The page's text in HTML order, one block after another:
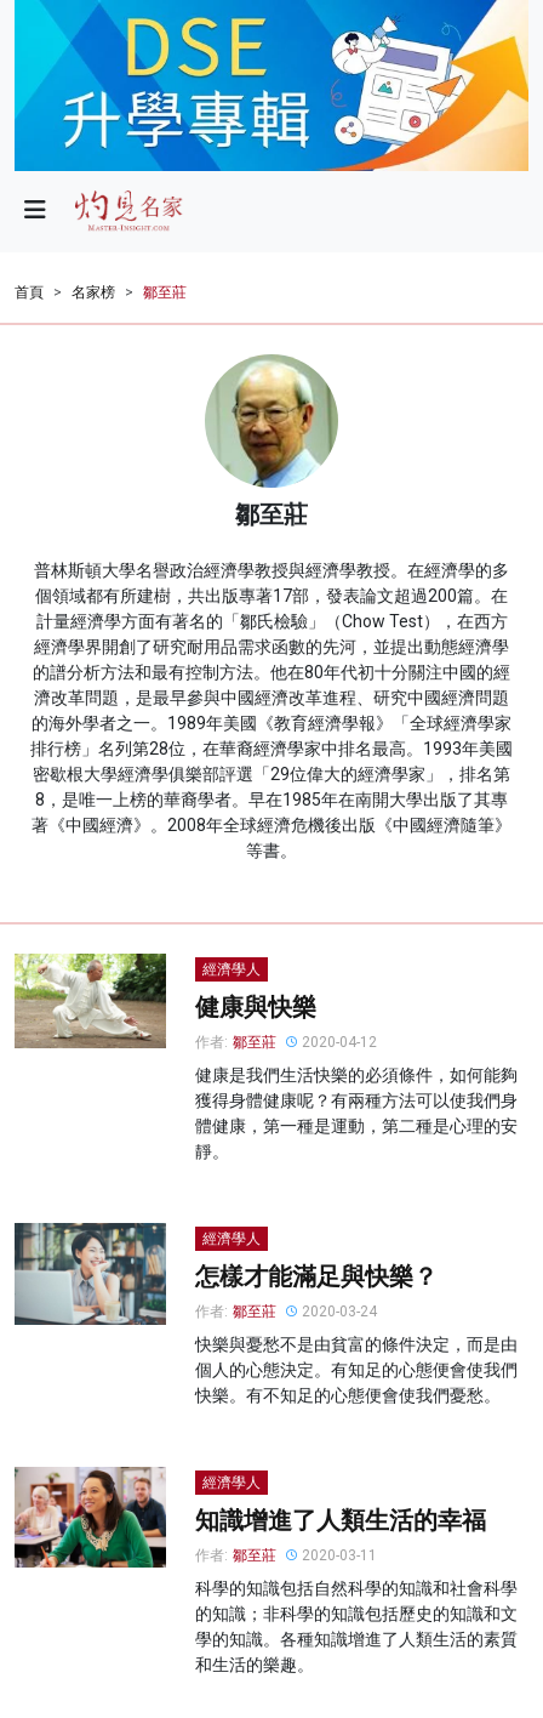
政局
財經
生活
名家榜
灼見活動
關於我們
首頁 名家榜 鄒至莊
鄒至莊
普林斯頓大學名譽政治經濟學教授與經濟學教授。在經濟學的多
個領域都有所建樹，共出版專著17部，發表論文超過200篇。在
計量經濟學方面有著名的「鄒氏檢驗」（Chow Test），在西方
經濟學界開創了研究耐用品需求函數的先河，並提出動態經濟學
的譜分析方法和最有控制方法。他在80年代初十分關注中國的經
濟改革問題，是最早參與中國經濟改革進程、研究中國經濟問題
的海外學者之一。1989年美國《教育經濟學報》「全球經濟學家
排行榜」名列第28位，在華裔經濟學家中排名最高。1993年美國
密歇根大學經濟學俱樂部評選「29位偉大的經濟學家」，排名第
8，是唯一上榜的華裔學者。早在1985年在南開大學出版了其專
著《中國經濟》。2008年全球經濟危機後出版《中國經濟隨筆》
等書。
經濟學人
健康與快樂
作者: 鄒至莊 2020-04-12
健康是我們生活快樂的必須條件，如何能夠
獲得身體健康呢？有兩種方法可以使我們身
體健康，第一種是運動，第二種是心理的安
靜。
經濟學人
怎樣才能滿足與快樂？
作者: 鄒至莊 2020-03-24
快樂與憂愁不是由貧富的條件決定，而是由
個人的心態決定。有知足的心態便會使我們
快樂。有不知足的心態便會使我們憂愁。
經濟學人
知識增進了人類生活的幸福
作者: 鄒至莊 2020-03-11
科學的知識包括自然科學的知識和社會科學
的知識；非科學的知識包括歷史的知識和文
學的知識。各種知識增進了人類生活的素質
和生活的樂趣。